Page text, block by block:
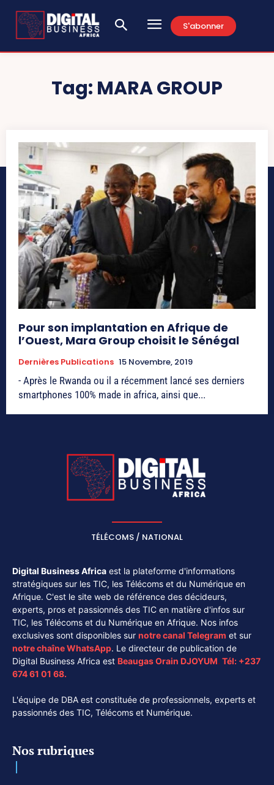
S'abonner
Tag: MARA GROUP
Pour son implantation en Afrique de
l’Ouest, Mara Group choisit le Sénégal
Dernières Publications 15 Novembre, 2019
- Après le Rwanda ou il a récemment lancé ses derniers
smartphones 100% made in africa, ainsi que...
TÉLÉCOMS / NATIONAL
Digital Business Africa est la plateforme d'informations
stratégiques sur les TIC, les Télécoms et du Numérique en
Afrique. C'est le site web de référence des décideurs,
experts, pros et passionnés des TIC en matière d'infos sur
TIC, les Télécoms et du Numérique en Afrique. Nos infos
exclusives sont disponibles sur notre canal Telegram et sur
notre chaîneWhatsApp. Le directeur de publication de
Digital Business Africa est Beaugas Orain DJOYUM. Tél: +237
674 61 01 68.
L'équipe de DBA est constituée de professionnels, experts et
passionnés des TIC, Télécoms et Numérique.
Nos rubriques